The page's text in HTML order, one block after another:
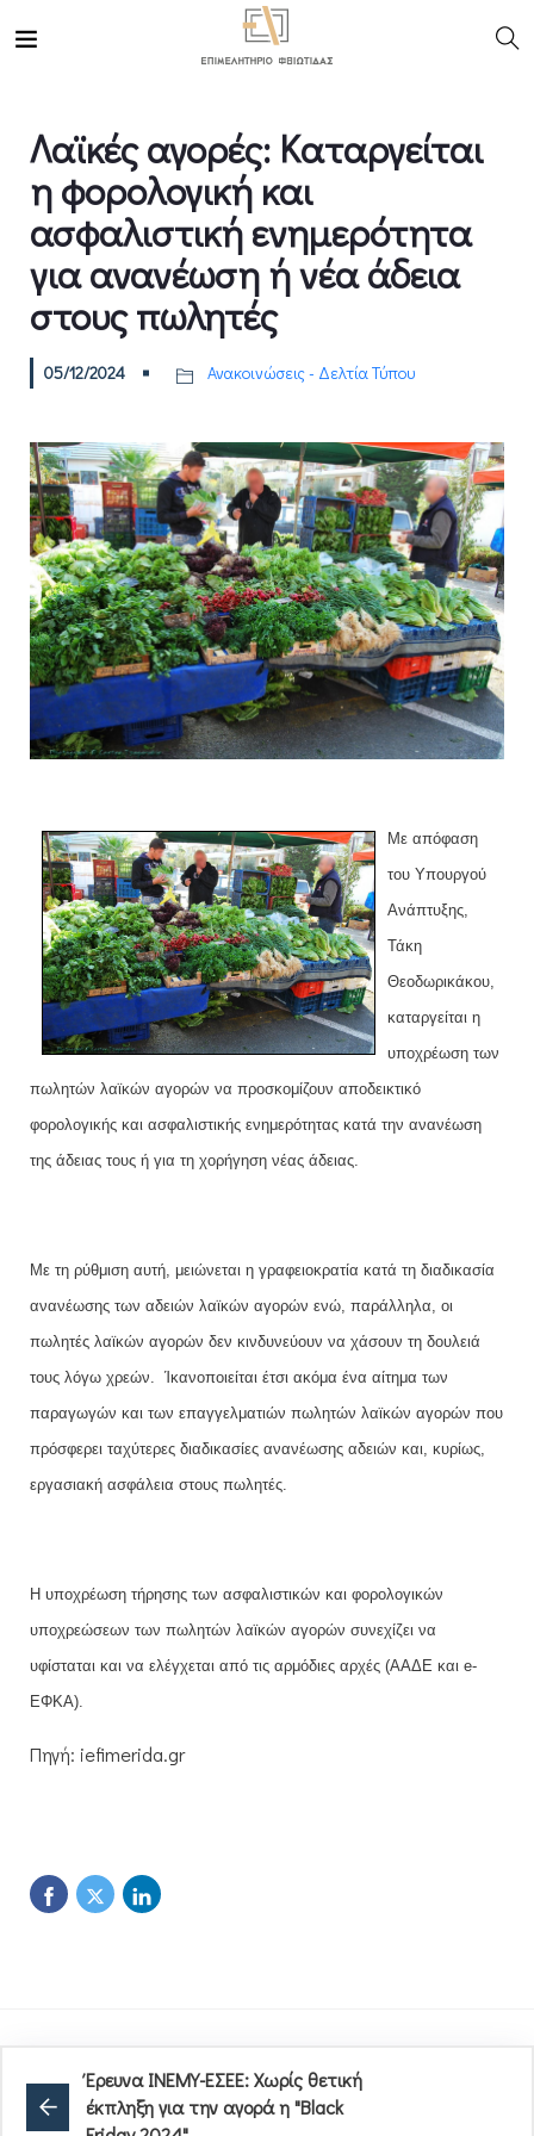
Λαϊκές αγορές: Καταργείται
η φορολογική και
ασφαλιστική ενημερότητα
για ανανέωση ή νέα άδεια
στους πωλητές
05/12/2024 Ανακοινώσεις - Δελτία Τύπου
Με απόφαση
του Υπουργού
Ανάπτυξης,
Τάκη
Θεοδωρικάκου,
καταργείται η
υποχρέωση των
πωλητών λαϊκών αγορών να προσκομίζουν αποδεικτικό
φορολογικής και ασφαλιστικής ενημερότητας κατά την ανανέωση
της άδειας τους ή για τη χορήγηση νέας άδειας.
Με τη ρύθμιση αυτή, μειώνεται η γραφειοκρατία κατά τη διαδικασία
ανανέωσης των αδειών λαϊκών αγορών ενώ, παράλληλα, οι
πωλητές λαϊκών αγορών δεν κινδυνεύουν να χάσουν τη δουλειά
τους λόγω χρεών. Ίκανοποιείται έτσι ακόμα ένα αίτημα των
παραγωγών και των επαγγελματιών πωλητών λαϊκών αγορών που
πρόσφερει ταχύτερες διαδικασίες ανανέωσης αδειών και, κυρίως,
εργασιακή ασφάλεια στους πωλητές.
Η υποχρέωση τήρησης των ασφαλιστικών και φορολογικών
υποχρεώσεων των πωλητών λαϊκών αγορών συνεχίζει να
υφίσταται και να ελέγχεται από τις αρμόδιες αρχές (ΑΑΔΕ και e-
ΕΦΚΑ).
Πηγή: iefimerida.gr
Έρευνα ΙΝΕΜΥ-ΕΣΕΕ: Χωρίς θετική
έκπληξη για την αγορά η "Black